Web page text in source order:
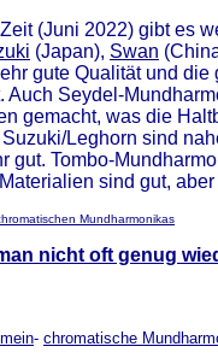
(Juni 2022) gibt es
(Japan), Swan
gute Qualität und
Auch Seydel-
gemacht, was die
Leghorn sind
gut. Tombo-
sind gut,
Mundharmonikas
nicht oft genug
- chromatische